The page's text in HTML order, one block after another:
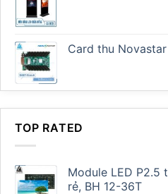
Card thu
TOP RATED
Module LED P2.5
rẻ, BH 12-36T